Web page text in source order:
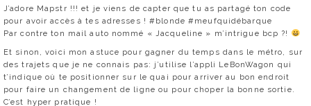
J’adore Mapstr !!! et je viens de capter que tu as partagé ton code
pour avoir accès à tes adresses ! #blonde #meufquidébarque
Par contre ton mail auto nommé « Jacqueline » m’intrigue bcp ?!
Et sinon, voici mon astuce pour gagner du temps dans le métro, sur
des trajets que je ne connais pas: j’utilise l’appli LeBonWagon qui
t’indique où te positionner sur le quai pour arriver au bon endroit
pour faire un changement de ligne ou pour choper la bonne sortie.
C’est hyper pratique !